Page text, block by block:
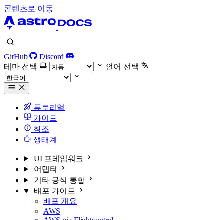
콘텐츠로 이동
GitHub
Discord
테마 선택
언어 선택
튜토리얼
가이드
참조
생태계
UI 프레임워크
어댑터
기타 공식 통합
배포 가이드
배포 개요
AWS